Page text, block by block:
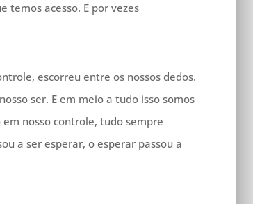
temos acesso. E por vezes
escorreu entre os nossos dedos.
ser. E em meio a tudo isso somos
nosso controle, tudo sempre
a ser esperar, o esperar passou a